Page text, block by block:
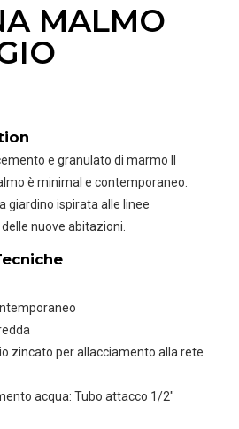
MALMO
e granulato di marmo Il
è minimal e contemporaneo.
giardino ispirata alle linee
nuove abitazioni.
zincato per allacciamento alla rete
acqua: Tubo attacco 1/2″